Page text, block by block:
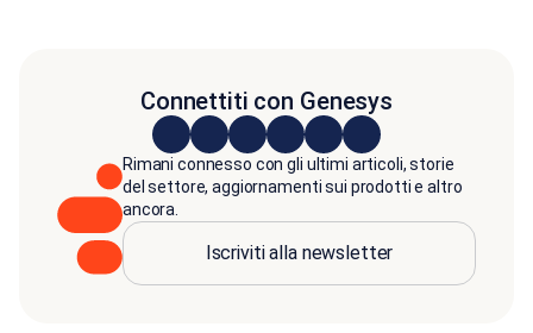
Connettiti con Genesys
Rimani connesso con gli ultimi articoli, storie
del settore, aggiornamenti sui prodotti e altro
ancora.
Iscriviti alla newsletter